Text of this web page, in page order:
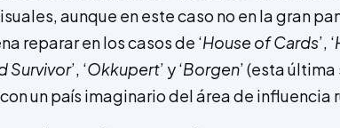
aunque en este caso no en la gran
reparar en los casos de ‘House of Cards’, ‘
Survivor’, ‘Okkupert’ y ‘Borgen’ (esta
un país imaginario del área de influencia